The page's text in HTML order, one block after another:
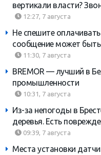
вертикали власти?
12:27, 7 августа
Не спешите
сообщение может
11:30, 7 августа
BREMOR — лучший в
промышленности
10:31, 7 августа
Из-за непогоды в
деревья. Есть
09:39, 7 августа
Места установки